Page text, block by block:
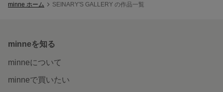
minne ホーム SEINARY'S GALLERY の作品一覧
minneを知る
minneについて
minneで買いたい